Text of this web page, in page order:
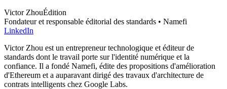
Victor ZhouÉdition
Fondateur et responsable éditorial des standards • Namefi
LinkedIn
Victor Zhou est un entrepreneur technologique et éditeur de
standards dont le travail porte sur l'identité numérique et la
confiance. Il a fondé Namefi, édite des propositions d'amélioration
d'Ethereum et a auparavant dirigé des travaux d'architecture de
contrats intelligents chez Google Labs.